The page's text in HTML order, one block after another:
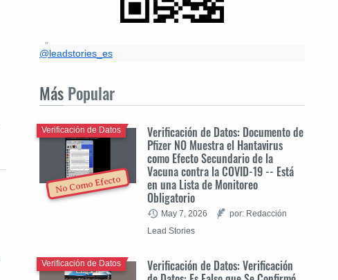
@leadstories_es
Más Popular
No Como Efecto
Verificación de Datos: Documento de
Pfizer NO Muestra el Hantavirus
como Efecto Secundario de la
Vacuna contra la COVID-19 -- Está
en una Lista de Monitoreo
Obligatorio
Verificación de Datos
May 7, 2026
por: Redacción
Lead Stories
Verificación de Datos: Verificación
Verificación de Datos